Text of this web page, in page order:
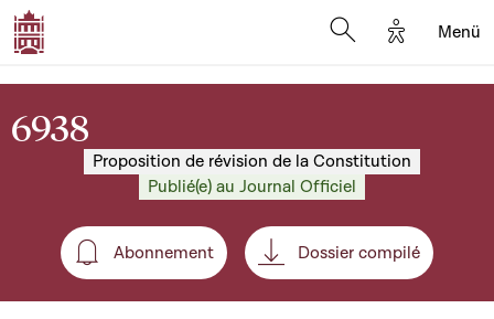
Options
Menü
6938
Proposition de révision de la Constitution
Publié(e) au Journal Officiel
Abonnement
Abonnement Dossier compilé